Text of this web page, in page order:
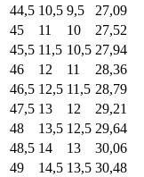
44,5 10,5 9,5
27,09
45
11 10
27,52
45,5 11,5 10,5 27,94
46
12 11
28,36
46,5 12,5 11,5 28,79
47,5 13 12
29,21
48
13,5 12,5 29,64
48,5 14 13
30,06
49
14,5 13,5 30,48